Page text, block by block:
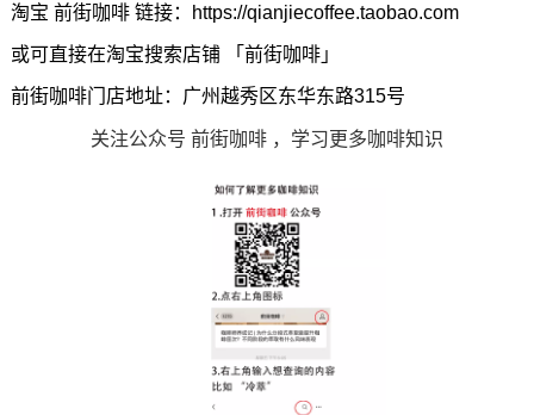
淘宝 前街咖啡 链接：https://qianjiecoffee.taobao.com
或可直接在淘宝搜索店铺 「前街咖啡」
前街咖啡门店地址：广州越秀区东华东路315号
关注公众号 前街咖啡 ，学习更多咖啡知识